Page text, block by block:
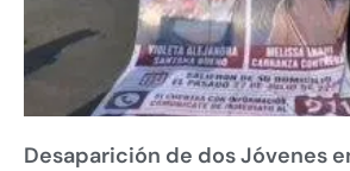
Desaparición de dos Jóvenes